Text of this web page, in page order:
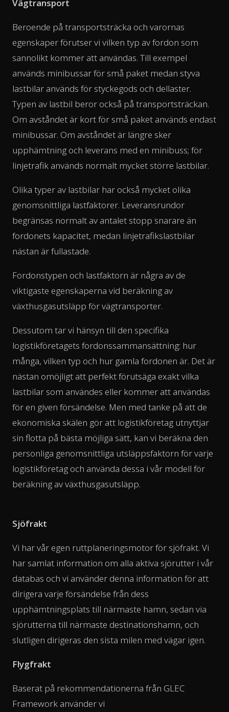
Vägtransport
Beroende på transportsträcka och varornas
egenskaper förutser vi vilken typ av fordon som
sannolikt kommer att användas. Till exempel
används minibussar för små paket medan styva
lastbilar används för styckegods och dellaster.
Typen av lastbil beror också på transportsträckan.
Om avståndet är kort för små paket används endast
minibussar. Om avståndet är längre sker
upphämtning och leverans med en minibuss; för
linjetrafik används normalt mycket större lastbilar.
Olika typer av lastbilar har också mycket olika
genomsnittliga lastfaktorer. Leveransrundor
begränsas normalt av antalet stopp snarare än
fordonets kapacitet, medan linjetrafikslastbilar
nästan är fullastade.
Fordonstypen och lastfaktorn är några av de
viktigaste egenskaperna vid beräkning av
växthusgasutsläpp för vägtransporter.
Dessutom tar vi hänsyn till den specifika
logistikföretagets fordonssammansättning: hur
många, vilken typ och hur gamla fordonen är. Det är
nästan omöjligt att perfekt förutsäga exakt vilka
lastbilar som användes eller kommer att användas
för en given försändelse. Men med tanke på att de
ekonomiska skälen gör att logistikföretag utnyttjar
sin flotta på bästa möjliga sätt, kan vi beräkna den
personliga genomsnittliga utsläppsfaktorn för varje
logistikföretag och använda dessa i vår modell för
beräkning av växthusgasutsläpp.
Sjöfrakt
Vi har vår egen ruttplaneringsmotor för sjöfrakt. Vi
har samlat information om alla aktiva sjörutter i vår
databas och vi använder denna information för att
dirigera varje försändelse från dess
upphämtningsplats till närmaste hamn, sedan via
sjörutterna till närmaste destinationshamn, och
slutligen dirigeras den sista milen med vägar igen.
Flygfrakt
Baserat på rekommendationerna från GLEC
Framework använder vi